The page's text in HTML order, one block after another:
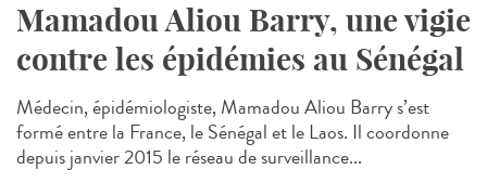
Mamadou Aliou Barry, une vigie
contre les épidémies au Sénégal
Médecin, épidémiologiste, Mamadou Aliou Barry s’est
formé entre la France, le Sénégal et le Laos. Il coordonne
depuis janvier 2015 le réseau de surveillance...